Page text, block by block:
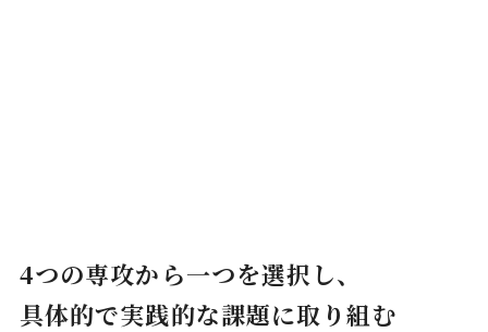
4つの専攻から一つを選択し、
具体的で実践的な課題に取り組む